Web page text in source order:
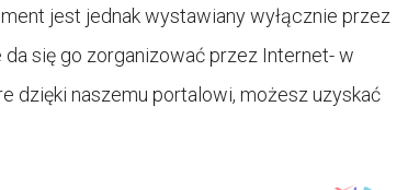
jest jednak wystawiany wyłącznie przez
da się go zorganizować przez Internet- w
dzięki naszemu portalowi, możesz uzyskać